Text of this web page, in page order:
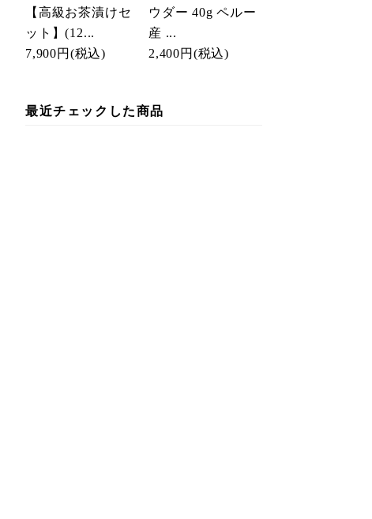
【高級お茶漬けセ
ット】(12...
7,900円 (税込)
ウダー 40g ペルー
産 ...
2,400円 (税込)
最近チェックした商品